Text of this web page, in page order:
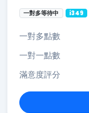
一對多等待中 i349
一對多點數
一對一點數
滿意度評分